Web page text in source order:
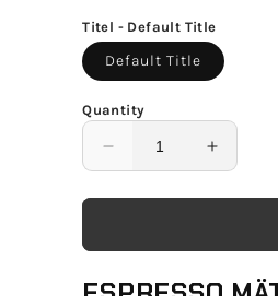
Titel - Default Title
Default Title
Quantity
Decrease
quantity
for
Shot
Increase
quantity
for
Shot